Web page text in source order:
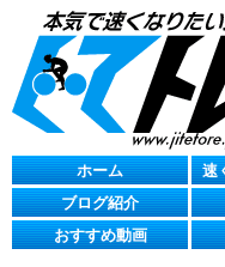
ホーム
速
ブログ紹介
おすすめ動画